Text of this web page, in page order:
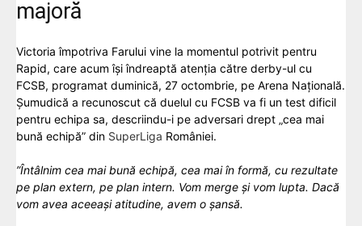
majoră
Victoria împotriva Farului vine la momentul potrivit pentru
Rapid, care acum își îndreaptă atenția către derby-ul cu
FCSB, programat duminică, 27 octombrie, pe Arena Națională.
Șumudică a recunoscut că duelul cu FCSB va fi un test dificil
pentru echipa sa, descriindu-i pe adversari drept „cea mai
bună echipă” din SuperLiga României.
”Întâlnim cea mai bună echipă, cea mai în formă, cu rezultate
pe plan extern, pe plan intern. Vom merge și vom lupta. Dacă
vom avea aceeași atitudine, avem o șansă.